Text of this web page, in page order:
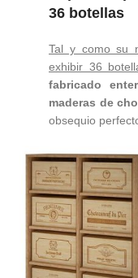
36 botellas
Tal y como su
exhibir 36
fabricado
maderas de
obsequio